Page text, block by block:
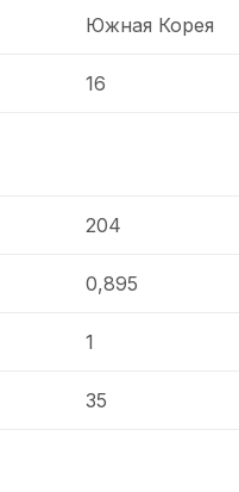
Южная Корея
16
204
0,895
1
35